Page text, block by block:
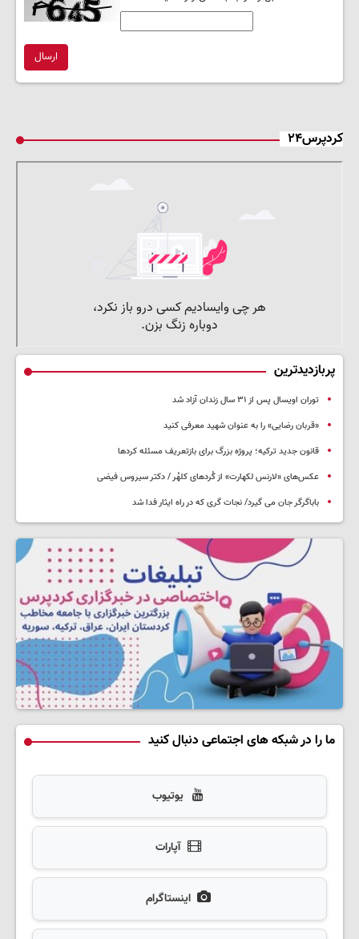
ارسال
کردپرس۲۴
پربازدیدترین
توران اویسال پس از ۳۱ سال زندان آزاد شد
«قربان رضایی» را به عنوان شهید معرفی کنید
قانون جدید ترکیه؛ پروژه بزرگ‌ برای بازتعریف مسئله کردها
عکس‌های «لارنس لکهارت» از کُردهای کلهُر / دکتر سیروس فیضی
باباگرگر جان می گیرد/ نجات گری که در راه ایثار فدا شد
ما را در شبکه های اجتماعی دنبال کنید
یوتیوب
آپارات
اینستاگرام